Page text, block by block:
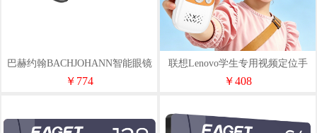
巴赫约翰BACHJOHANN智能眼镜
AI-M02S
￥774
联想Lenovo学生专用视频定位手
机AI童伴机L1
￥408